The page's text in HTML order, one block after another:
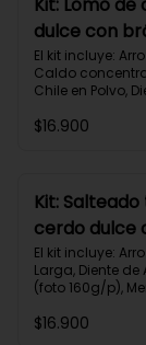
dulce con
chile-91
El kit incluye:
Caldo
Chile en Polvo,
Mantequilla,
Proteínas 31g
$16.900
Kit:
cerdo dulce
y arroz-141
El kit incluye:
Larga, Diente de
(foto 160g/p),
Paprika,
$16.900